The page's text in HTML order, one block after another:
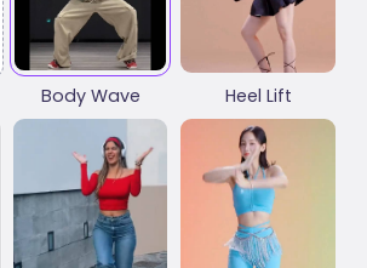
Body Wave Heel Lift